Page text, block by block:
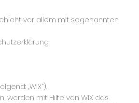
vor allem mit sogenannten
„WIX“).
werden mit Hilfe von WIX das